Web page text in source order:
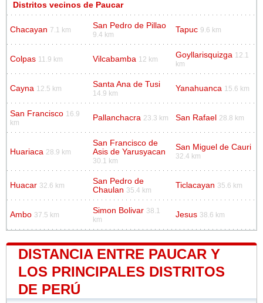
Distritos vecinos de Paucar
Chacayan 7.1 km San Pedro de Pillao
9.4 km
Tapuc 9.6 km
Colpas 11.9 km Vilcabamba 12 km Goyllarisquizga 12.1
km
Cayna 12.5 km Santa Ana de Tusi
14.9 km
Yanahuanca 15.6 km
San Francisco 16.9
km
Pallanchacra 23.3 km San Rafael 28.8 km
Huariaca 28.9 km
San Francisco de
Asis de Yarusyacan
30.1 km
San Miguel de Cauri
32.4 km
Huacar 32.6 km
San Pedro de
Chaulan 35.4 km
Ticlacayan 35.6 km
Ambo 37.5 km Simon Bolivar 38.1
km
Jesus 38.6 km
DISTANCIA ENTRE PAUCAR Y
LOS PRINCIPALES DISTRITOS
DE PERÚ